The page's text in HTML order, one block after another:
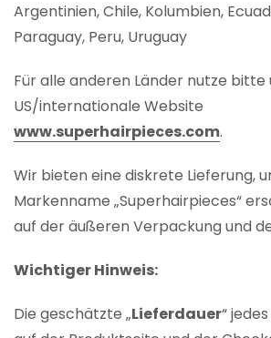
Argentinien, Chile, Kolumbien,
Paraguay, Peru, Uruguay
Für alle anderen Länder nutze bitte
US/internationale Website
www.superhairpieces.com.
Wir bieten eine diskrete Lieferung,
Markenname „Superhairpieces“
auf der äußeren Verpackung und
Wichtiger Hinweis:
Die geschätzte „Lieferdauer“